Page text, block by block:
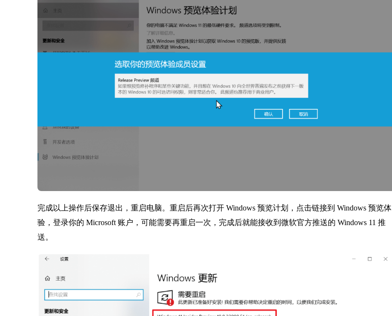
完成以上操作后保存退出，重启电脑。重启后再次打开 Windows 预览计划，点击链接到 Windows 预览体
验，登录你的 Microsoft 账户，可能需要再重启一次，完成后就能接收到微软官方推送的 Windows 11 推
送。